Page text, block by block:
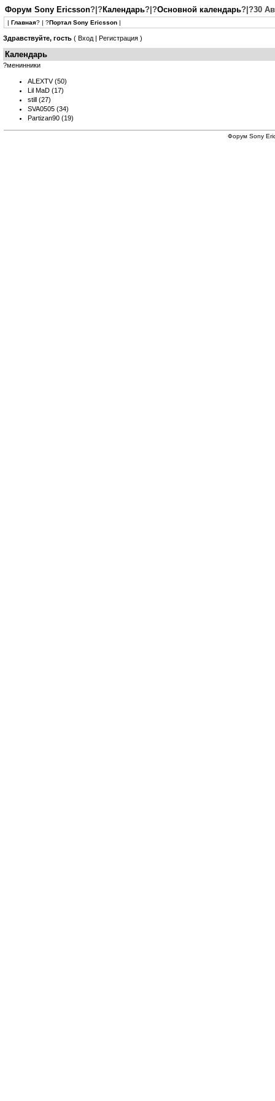
Форум Sony Ericsson?|? Календарь?|?Основной календарь?|?30
| Главная? | ?Портал Sony Ericsson |
Здравствуйте, гость ( Вход | Регистрация )
Календарь
?менинники
ALEXTV(50)
Lil MaD (17)
still (27)
SVA0505 (34)
Partizan90 (19)
Форум Sony